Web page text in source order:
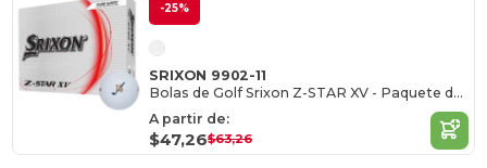
-25%
SRIXON 9902-11
Bolas de Golf Srixon Z-STAR XV - Paquete de 12
A partir de:
$47,26$63,26